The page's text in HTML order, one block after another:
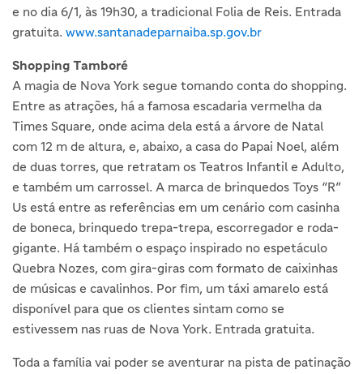
e no dia 6/1, às 19h30, a tradicional Folia de Reis. Entrada
gratuita. www.santanadeparnaiba.sp.gov.br
Shopping Tamboré
A magia de Nova York segue tomando conta do shopping.
Entre as atrações, há a famosa escadaria vermelha da
Times Square, onde acima dela está a árvore de Natal
com 12 m de altura, e, abaixo, a casa do Papai Noel, além
de duas torres, que retratam os Teatros Infantil e Adulto,
e também um carrossel. A marca de brinquedos Toys “R”
Us está entre as referências em um cenário com casinha
de boneca, brinquedo trepa-trepa, escorregador e roda-
gigante. Há também o espaço inspirado no espetáculo
Quebra Nozes, com gira-giras com formato de caixinhas
de músicas e cavalinhos. Por fim, um táxi amarelo está
disponível para que os clientes sintam como se
estivessem nas ruas de Nova York. Entrada gratuita.
Toda a família vai poder se aventurar na pista de patinação